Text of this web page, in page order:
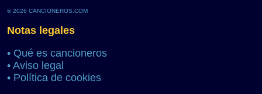
© 2026 CANCIONEROS.COM
Notas legales
• Qué es cancioneros
• Aviso legal
• Política de cookies